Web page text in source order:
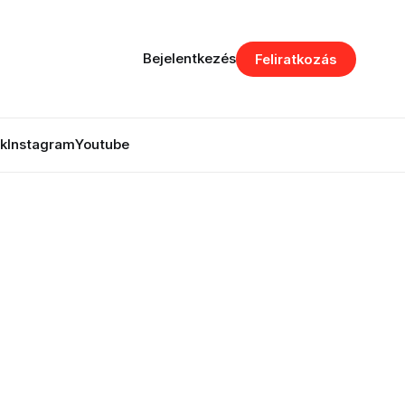
InstagramYoutube
Bejelentkezés Feliratkozás